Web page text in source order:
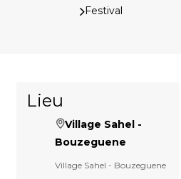
Festival
Lieu
Village Sahel -
Bouzeguene
Village Sahel - Bouzeguene